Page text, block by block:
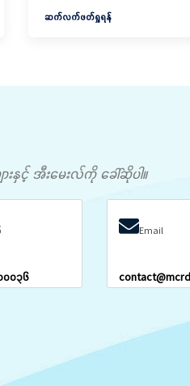
ဆက်လက်ဖတ်ရှုရန်
းနှင့် အီးမေးလ်ကို ခေါ်ဆိုပါ။
၀၀၃၆
Email